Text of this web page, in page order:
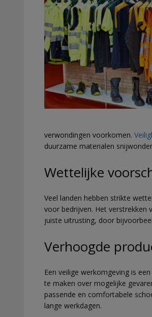
verwondingen voorkomen.
duurzame materialen
Wettelijke
Veel landen hebben strikte
voor bedrijven. Het verstrekken
juiste uitrusting, door
Verhoogde
Een veilige werkomgeving is
te maken over mogelijke
passende en comfortabele
lange werkdagen.